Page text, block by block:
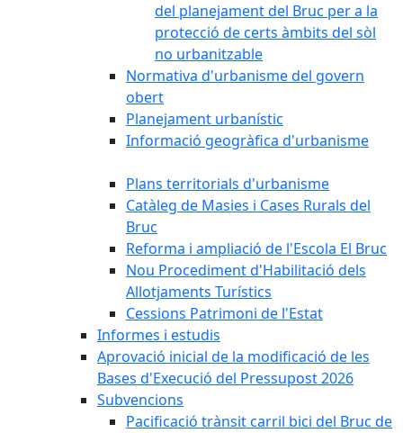
del planejament del Bruc per a la
protecció de certs àmbits del sòl
no urbanitzable
Normativa d'urbanisme del govern
obert
Planejament urbanístic
Informació geogràfica d'urbanisme
Plans territorials d'urbanisme
Catàleg de Masies i Cases Rurals del
Bruc
Reforma i ampliació de l'Escola El Bruc
Nou Procediment d'Habilitació dels
Allotjaments Turístics
Cessions Patrimoni de l'Estat
Informes i estudis
Aprovació inicial de la modificació de les
Bases d'Execució del Pressupost 2026
Subvencions
Pacificació trànsit carril bici del Bruc de